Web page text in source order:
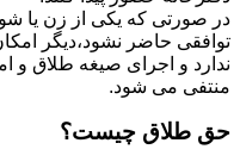
در صورتی که یکی از زن یا
توافقی حاضر نشود،دیگر
ندارد و اجرای صیغه طلاق و
منتفی می شود.
حق طلاق چیست؟